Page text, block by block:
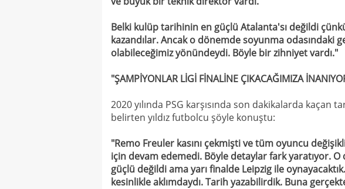
Belki kulüp tarihinin en güçlü Atalanta'sı değildi
kazandılar. Ancak o dönemde soyunma odasındaki
olabileceğimiz yönündeydi. Böyle bir zihniyet vardı."
"ŞAMPİYONLAR LİGİ FİNALİNE ÇIKACAĞIMIZA
2020 yılında PSG karşısında son dakikalarda kaçan
belirten yıldız futbolcu şöyle konuştu:
"Remo Freuler kasını çekmişti ve tüm oyuncu
için devam edemedi. Böyle detaylar fark yaratıyor.
güçlü değildi ama yarı finalde Leipzig ile
kesinlikle aklımdaydı. Tarih yazabilirdik. Buna